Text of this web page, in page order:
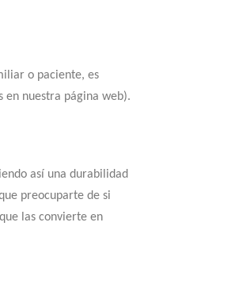
o paciente, es
en nuestra página web).
así una durabilidad
preocuparte de si
las convierte en